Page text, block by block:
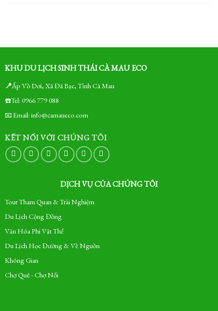
KHU DU LỊCH SINH THÁI CÀ MAU ECO
📍Ấp Vồ Dơi, Xã Đá Bạc, Tỉnh Cà Mau
☎️Tel: 0966 779 088
📧 Email: info@camaueco.com
KẾT NỐI VỚI CHÚNG TÔI
DỊCH VỤ CỦA CHÚNG TÔI
Tour Tham Quan & Trải Nghiệm
Du Lịch Cộng Đồng
Văn Hóa Phi Vật Thể
Du Lịch Học Đường & Về Nguồn
Không Gian
Chợ Quê - Chợ Nổi